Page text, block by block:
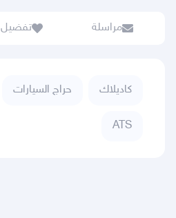
مراسلة تفضيل
كاديلاك حراج السيارات
ATS